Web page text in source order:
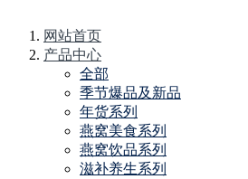
网站首页
产品中心
全部
季节爆品及新品
年货系列
燕窝美食系列
燕窝饮品系列
滋补养生系列